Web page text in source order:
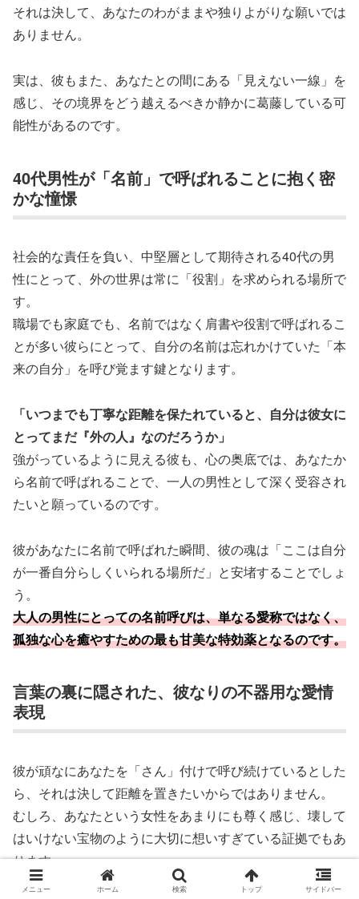
それは決して、あなたのわがままや独りよがりな願いでは
ありません。
実は、彼もまた、あなたとの間にある「見えない一線」を
感じ、その境界をどう越えるべきか静かに葛藤している可
能性があるのです。
40代男性が「名前」で呼ばれることに抱く密
かな憧憬
社会的な責任を負い、中堅層として期待される40代の男
性にとって、外の世界は常に「役割」を求められる場所で
す。
職場でも家庭でも、名前ではなく肩書や役割で呼ばれるこ
とが多い彼らにとって、自分の名前は忘れかけていた「本
来の自分」を呼び覚ます鍵となります。
「いつまでも丁寧な距離を保たれていると、自分は彼女に
とってまだ『外の人』なのだろうか」
強がっているように見える彼も、心の奥底では、あなたか
ら名前で呼ばれることで、一人の男性として深く受容され
たいと願っているのです。
彼があなたに名前で呼ばれた瞬間、彼の魂は「ここは自分
が一番自分らしくいられる場所だ」と安堵することでしょ
う。
大人の男性にとっての名前呼びは、単なる愛称ではなく、
孤独な心を癒やすための最も甘美な特効薬となるのです。
言葉の裏に隠された、彼なりの不器用な愛情
表現
彼が頑なにあなたを「さん」付けで呼び続けているとした
ら、それは決して距離を置きたいからではありません。
むしろ、あなたという女性をあまりにも尊く感じ、壊して
はいけない宝物のように大切に想いすぎている証拠でもあ
ります。
メニュー ホーム 検索 トップ サイドバー